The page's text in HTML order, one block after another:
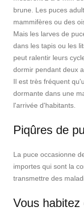
brune. Les puces
mammifères ou des
Mais les larves de
dans les tapis ou les
peut ralentir leurs
dormir pendant deux
Il est très fréquent
dormante dans une
l'arrivée d'habitants.
Piqûres de
La puce occasionne
importes qui sont la
transmettre des
Vous